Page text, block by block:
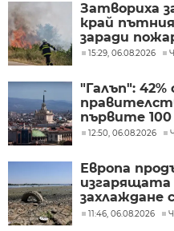
Затвориха
край пътния
заради
15:29, 06.08.2026
"Галъп": 42%
първите
12:50, 06.08.2026
Европа
захлаждане
седмицата
11:46, 06.08.2026